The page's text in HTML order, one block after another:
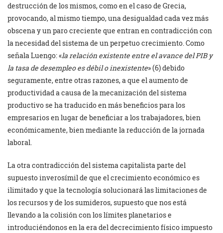
destrucción de los mismos, como en el caso de Grecia,
provocando, al mismo tiempo, una desigualdad cada vez más
obscena y un paro creciente que entran en contradicción con
la necesidad del sistema de un perpetuo crecimiento. Como
señala Luengo: «larelación existente entre el avance del PIB y
la tasa de desempleo es débil o inexistente» (6) debido
seguramente, entre otras razones, a que el aumento de
productividad a causa de la mecanización del sistema
productivo se ha traducido en más beneficios para los
empresarios en lugar de beneficiar a los trabajadores, bien
económicamente, bien mediante la reducción de la jornada
laboral.
La otra contradicción del sistema capitalista parte del
supuesto inverosímil de que el crecimiento económico es
ilimitado y que la tecnología solucionará las limitaciones de
los recursos y de los sumideros, supuesto que nos está
llevando a la colisión con los límites planetarios e
introduciéndonos en la era del decrecimiento físico impuesto